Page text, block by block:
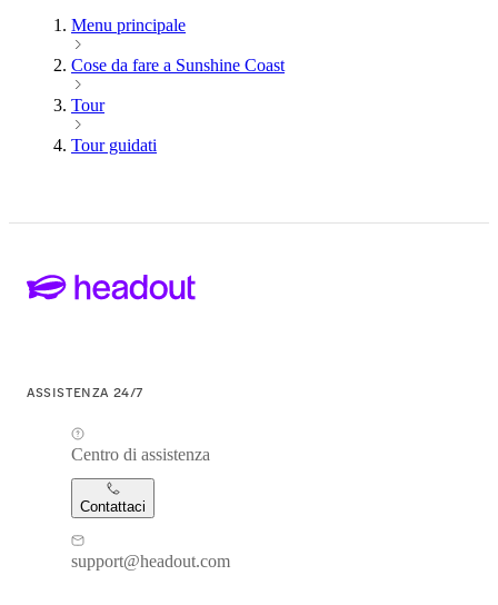
Menu principale
Cose da fare a Sunshine Coast
Tour
Tour guidati
ASSISTENZA 24/7
Centro di assistenza
Contattaci
support@headout.com